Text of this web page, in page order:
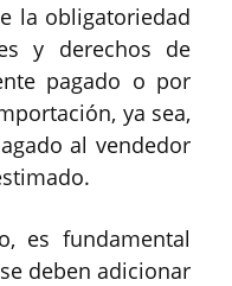
la obligatoriedad
y derechos de
pagado o por
ya sea,
al vendedor
es fundamental
deben adicionar